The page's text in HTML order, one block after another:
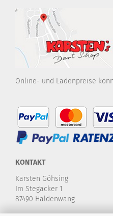
Online- und Ladenpreise
KONTAKT
Karsten Göhsing
Im Stegacker 1
87490 Haldenwang